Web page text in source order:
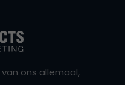
ons allemaal,